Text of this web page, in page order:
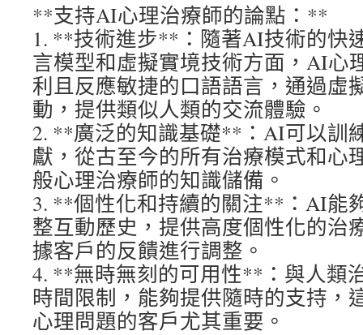
**支持AI心理治療師的論點：**
1. **技術進步**：隨著AI技術的快
言模型和虛擬實境技術方面，AI心
利且反應敏捷的口語語言，通過虛
動，提供類似人類的交流體驗。
2. **廣泛的知識基礎**：AI可以訓
獻，從古至今的所有治療模式和心
般心理治療師的知識儲備。
3. **個性化和持續的關注**：AI能
整互動歷史，提供高度個性化的治
據客戶的反饋進行調整。
4. **無時無刻的可用性**：與人類
時間限制，能夠提供隨時的支持，
心理問題的客戶尤其重要。